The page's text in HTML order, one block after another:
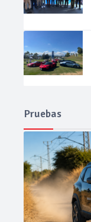
Pruebas